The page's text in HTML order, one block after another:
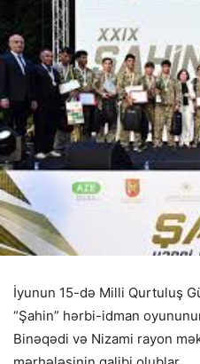
İyunun 15-də Milli Qurtuluş
“Şahin” hərbi-idman
Binəqədi və Nizami rayon